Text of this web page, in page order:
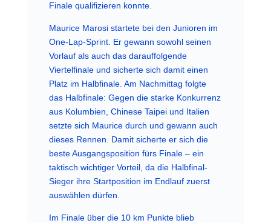
Finale qualifizieren konnte.
Maurice Marosi startete bei den Junioren im
One-Lap-Sprint. Er gewann sowohl seinen
Vorlauf als auch das darauffolgende
Viertelfinale und sicherte sich damit einen
Platz im Halbfinale. Am Nachmittag folgte
das Halbfinale: Gegen die starke Konkurrenz
aus Kolumbien, Chinese Taipei und Italien
setzte sich Maurice durch und gewann auch
dieses Rennen. Damit sicherte er sich die
beste Ausgangsposition fürs Finale – ein
taktisch wichtiger Vorteil, da die Halbfinal-
Sieger ihre Startposition im Endlauf zuerst
auswählen dürfen.
Im Finale über die 10 km Punkte blieb